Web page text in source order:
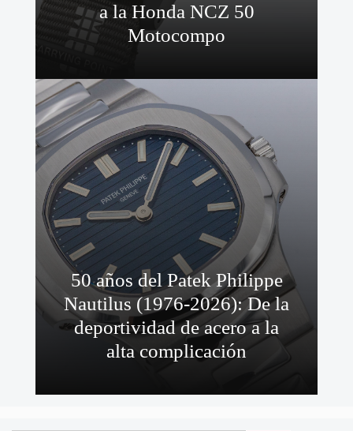
a la Honda NCZ 50
Motocompo
50 años del Patek Philippe
Nautilus (1976-2026): De la
deportividad de acero a la
alta complicación